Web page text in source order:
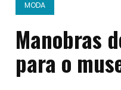
MODA
Manobras
para o